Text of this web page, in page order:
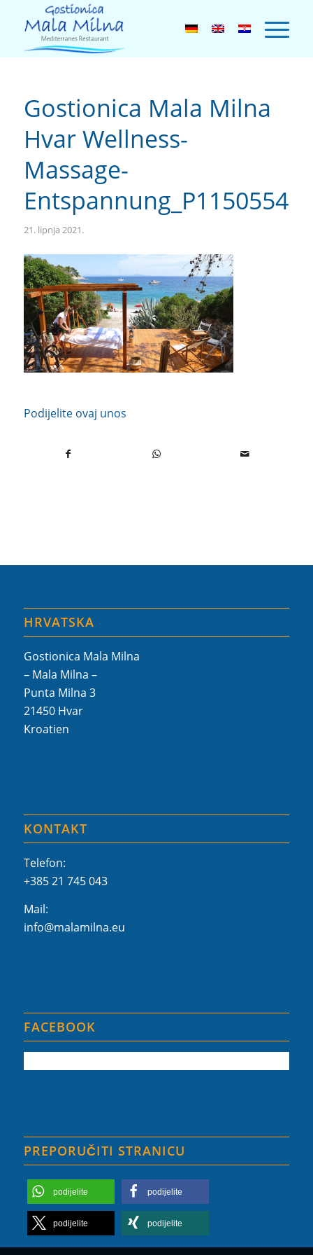
Gostionica Mala Milna
Hvar Wellness-
Massage-
Entspannung_P1150554
21. lipnja 2021.
Podijelite ovaj unos
HRVATSKA
Gostionica Mala Milna
– Mala Milna –
Punta Milna 3
21450 Hvar
Kroatien
KONTAKT
Telefon:
+385 21 745 043
Mail:
info@malamilna.eu
FACEBOOK
PREPORUČITI STRANICU
podijelite podijelite
podijelite podijelite